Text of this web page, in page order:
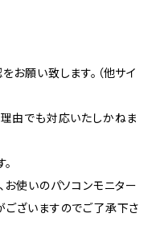
お願い致します。（他サイ
由でも対応いたしかねま
お使いのパソコンモニター
ざいますのでご了承下さ